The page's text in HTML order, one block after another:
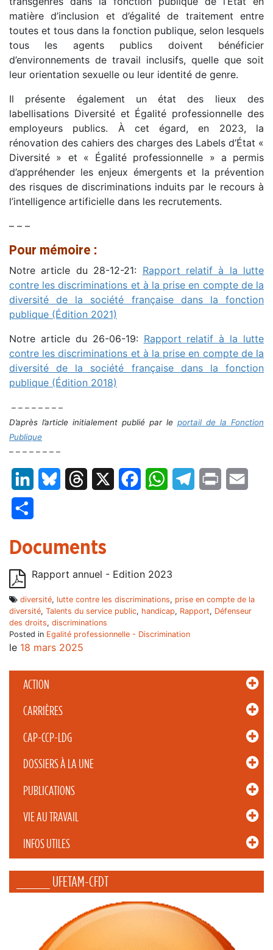
ACTION
CARRIÈRES
CAP-CCP-LDG
DOSSIERS À LA UNE
PUBLICATIONS
VIE AU TRAVAIL
INFOS UTILES
_____ UFETAM-CFDT
matière d’inclusion et d’égalité de traitement entre
toutes et tous dans la fonction publique, selon lesquels
tous les agents publics doivent bénéficier
d’environnements de travail inclusifs, quelle que soit
leur orientation sexuelle ou leur identité de genre.
Il présente également un état des lieux des
labellisations Diversité et Égalité professionnelle des
employeurs publics. À cet égard, en 2023, la
rénovation des cahiers des charges des Labels d’État «
Diversité » et « Égalité professionnelle » a permis
d’appréhender les enjeux émergents et la prévention
des risques de discriminations induits par le recours à
l’intelligence artificielle dans les recrutements.
– – –
Pour mémoire :
Notre article du 28-12-21: Rapport relatif à la lutte
contre les discriminations et à la prise en compte de la
diversité de la société française dans la fonction
publique (Édition 2021)
Notre article du 26-06-19: Rapport relatif à la lutte
contre les discriminations et à la prise en compte de la
diversité de la société française dans la fonction
publique (Édition 2018)
– – – – – – – –
D’après l’article initialement publié par le portail de la Fonction
Publique
– – – – – – – –
LinkedInBluesky Threads FacebookWhatsAppTelegram
Print
Documents
Rapport annuel - Edition 2023
diversité, lutte contre les discriminations, prise en compte de la
diversité, Talents du service public, handicap, Rapport, Défenseur
des droits, discriminations
Posted in Egalité professionnelle - Discrimination
le 18 mars 2025